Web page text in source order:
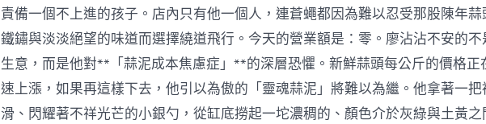
責備一個不上進的孩子。店內只有他一個人，連蒼蠅都因為難以忍受那股陳年蒜
鐵鏽與淡淡絕望的味道而選擇繞道飛行。今天的營業額是：零。廖沾沾不安的不
生意，而是他對**「蒜泥成本焦慮症」**的深層恐懼。新鮮蒜頭每公斤的價格正
速上漲，如果再這樣下去，他引以為傲的「靈魂蒜泥」將難以為繼。他拿著一把
滑、閃耀著不祥光芒的小銀勺，從缸底撈起一坨濃稠的、顏色介於灰綠與土黃之